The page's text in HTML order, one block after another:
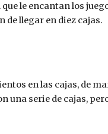
le encantan los
de llegar en diez cajas.
en las cajas, de
una serie de cajas,